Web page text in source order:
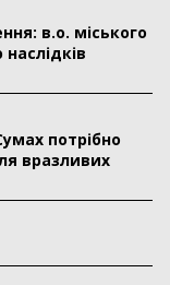
в.о. міського
потрібно
вразливих